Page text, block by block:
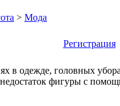
> Мода
Регистрация
в одежде, головных
фигуры с